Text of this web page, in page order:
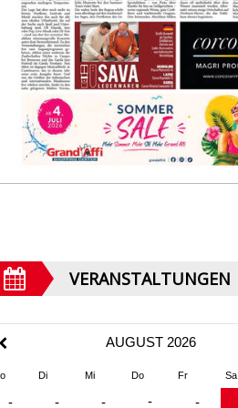
VERANSTALTUNGEN
AUGUST 2026
Di Mi Do Fr Sa
- - - - -